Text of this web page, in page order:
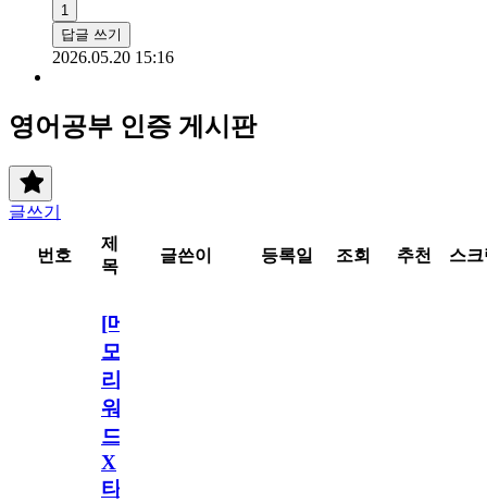
1
답글 쓰기
2026.05.20 15:16
영어공부 인증 게시판
글쓰기
번호
제
목
글쓴이 등록일 조회 추천 스
[메
모
리
워
드
X
타